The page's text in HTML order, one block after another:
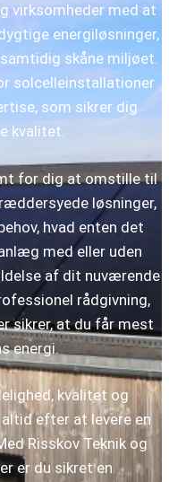
virksomheder med at
energiløsninger,
skåne miljøet.
solcelleinstallationer
som sikrer dig
kvalitet.
for dig at omstille til
løsninger,
hvad enten det
med eller uden
af dit nuværende
rådgivning,
sikrer, at du får mest
energi.
kvalitet og
efter at levere en
Risskov Teknik og
er du sikret en